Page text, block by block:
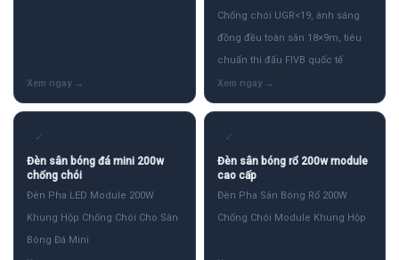
Chống chói UGR<19, ánh sáng
đồng đều toàn sân 18×9m, tiêu
chuẩn thi đấu FIVB quốc tế
✓
Đèn sân bóng đá mini 200w
chống chói
Đèn Pha LED Module 200W
Khung Hộp Chống Chói Cho Sân
Bóng Đá Mini
✓
Đèn sân bóng rổ 200w module
cao cấp
Đèn Pha Sân Bóng Rổ 200W
Chống Chói Module Khung Hộp